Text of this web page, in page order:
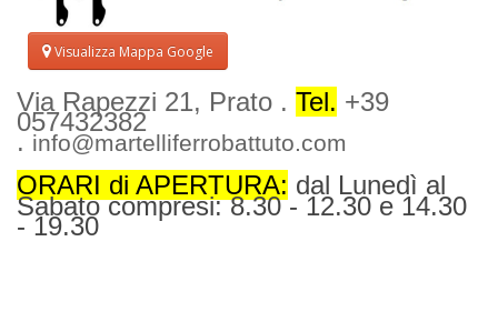
Visualizza Mappa Google
Via Rapezzi 21, Prato . Tel. +39
057432382
. info@martelliferrobattuto.com
ORARI di APERTURA: dal Lunedì al
Sabato compresi: 8.30 - 12.30 e 14.30
- 19.30